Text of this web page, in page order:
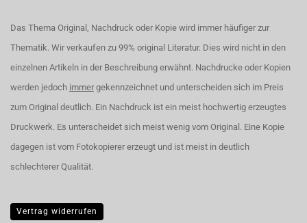
Das Thema Original, Nachdruck oder Kopie wird immer häufiger zur
Thematik. Wir verkaufen zu 99% original Literatur. Dies wird nicht in den
einzelnen Artikeln in der Beschreibung erwähnt. Nachdrucke oder Kopien
werden jedoch immer gekennzeichnet und unterscheiden sich im Preis
zum Original deutlich. Ein Nachdruck ist ein meist hochwertig erzeugtes
Druckwerk. Es unterscheidet sich meist wenig vom Original. Eine Kopie
dagegen ist vom Fotokopierer erzeugt und ist meist in deutlich
schlechterer Qualität.
Vertrag widerrufen